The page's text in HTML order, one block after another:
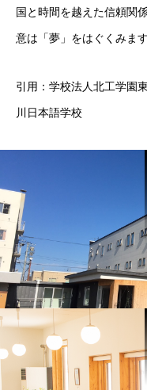
国と時間を越えた信頼関
意は「夢」をはぐくみます
引用：学校法人北工学園
川日本語学校